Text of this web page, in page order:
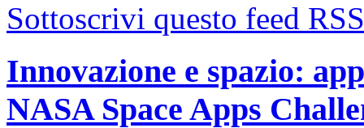
Sottoscrivi questo feed RSS
Innovazione e spazio:
NASA Space Apps